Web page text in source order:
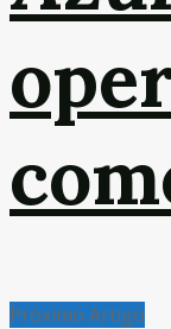
Próximo Artigo